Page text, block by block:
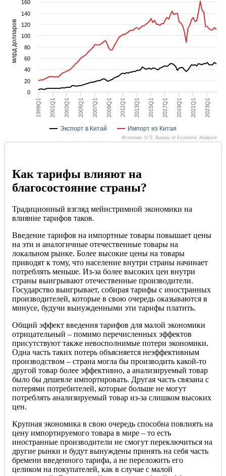
млрд долларов
Экспорт в Китай Импорт из Китая
1999Q1 2001Q1 2003Q1 2005Q1 2007Q1 2009Q1 2011Q1 2013Q1 2015Q1 2017Q1 2019Q1 2021Q1 2023Q1
0
20
40
60
80
100
120
140
160
Источник: U.S. Bureau of Economic Analysis
Как тарифы влияют на
благосостояние страны?
Традиционный взгляд мейнстримной экономики на
влияние тарифов таков.
Введение тарифов на импортные товары повышает цены
на эти и аналогичные отечественные товары на
локальном рынке. Более высокие цены на товары
приводят к тому, что население внутри страны начинает
потреблять меньше. Из-за более высоких цен внутри
страны выигрывают отечественные производители.
Государство выигрывает, собирая тарифы с иностранных
производителей, которые в свою очередь оказываются в
минусе, будучи вынужденными эти тарифы платить.
Общий эффект введения тарифов для малой экономики
отрицательный – помимо перечисленных эффектов
присутствуют также невосполнимые потери экономики.
Одна часть таких потерь объясняется неэффективным
производством – страна могла бы производить какой-то
другой товар более эффективно, а анализируемый товар
было бы дешевле импортировать. Другая часть связана с
потерями потребителей, которые больше не могут
потреблять анализируемый товар из-за слишком высоких
цен.
Крупная экономика в свою очередь способна повлиять на
цену импортируемого товара в мире – то есть
иностранные производители не смогут переключиться на
другие рынки и будут вынуждены принять на себя часть
бремени введенного тарифа, а не переложить его
целиком на покупателей, как в случае с малой